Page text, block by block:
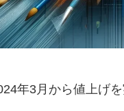
年3月から値上げを